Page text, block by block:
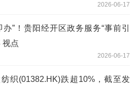
2026-06-17
办”！贵阳经开区政务服务“事前引
视点
2026-06-17
织(01382.HK)跌超10%，截至发